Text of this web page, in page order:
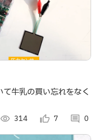
牛乳の買い忘れをなく
visibility 314 thumb_up_alt 7 comment 0